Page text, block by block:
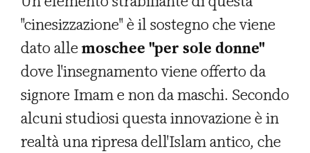
"cinesizzazione" è il sostegno che viene
dato allemoschee "per sole donne"
dove l'insegnamento viene offerto da
signore Imam e non da maschi. Secondo
alcuni studiosi questa innovazione è in
realtà una ripresa dell'Islam antico, che